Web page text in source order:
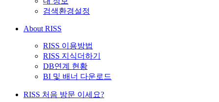
검색환경설정
About RISS
RISS 이용방법
RISS 지식더하기
DB연계 현황
BI 및 배너 다운로드
RISS 처음 방문 이세요?